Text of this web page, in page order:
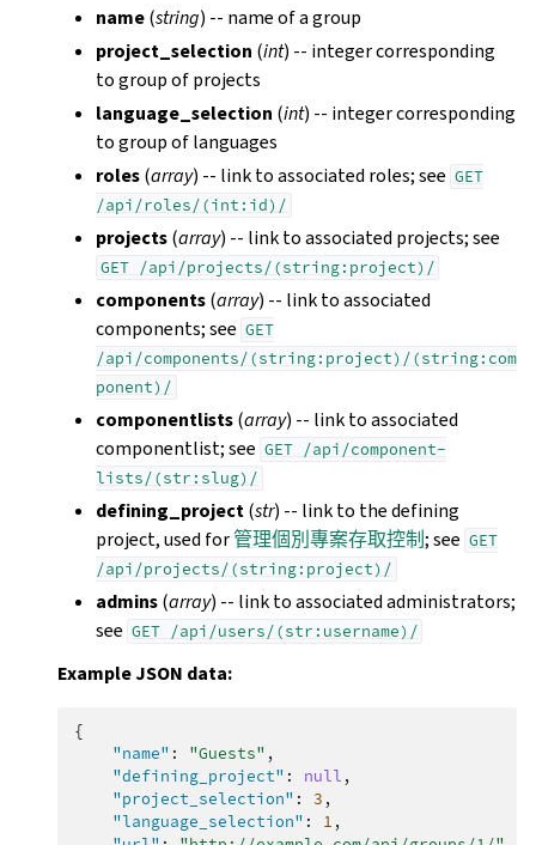
name(string) -- name of a group
project_selection (int) -- integer corresponding
to group of projects
language_selection (int) -- integer corresponding
to group of languages
roles(array) -- link to associated roles; see GET
/api/roles/(int:id)/
projects(array) -- link to associated projects; see
GET /api/projects/(string:project)/
components(array) -- link to associated
components; see GET
/api/components/(string:project)/(string:com
ponent)/
componentlists(array) -- link to associated
componentlist; see GET
/api/component-
lists/(str:slug)/
defining_project(str) -- link to the defining
project, used for管理個別專案存取控制; see GET
/api/projects/(string:project)/
admins(array) -- link to associated administrators;
see GET /api/users/(str:username)/
Example JSON data:
{
"name" : "Guests" ,
"defining_project" : null ,
"project_selection" : 3 ,
"language_selection" : 1 ,